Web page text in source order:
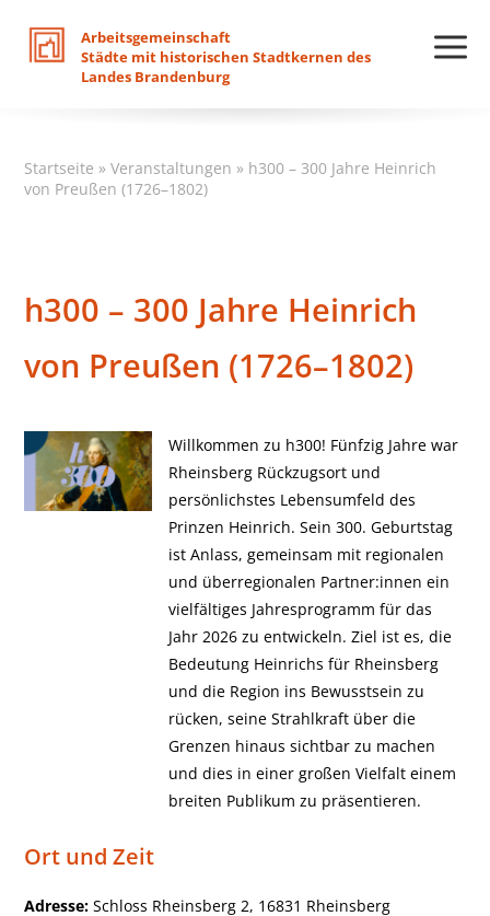
Arbeitsgemeinschaft
Städte mit historischen Stadtkernen des
Landes Brandenburg
Startseite »Veranstaltungen » h300 – 300 Jahre Heinrich
von Preußen (1726–1802)
h300 – 300 Jahre Heinrich
von Preußen (1726–1802)
Willkommen zu h300! Fünfzig Jahre war
Rheinsberg Rückzugsort und
persönlichstes Lebensumfeld des
Prinzen Heinrich. Sein 300. Geburtstag
ist Anlass, gemeinsam mit regionalen
und überregionalen Partner:innen ein
vielfältiges Jahresprogramm für das
Jahr 2026 zu entwickeln. Ziel ist es, die
Bedeutung Heinrichs für Rheinsberg
und die Region ins Bewusstsein zu
rücken, seine Strahlkraft über die
Grenzen hinaus sichtbar zu machen
und dies in einer großen Vielfalt einem
breiten Publikum zu präsentieren.
Ort und Zeit
Adresse: Schloss Rheinsberg 2, 16831 Rheinsberg